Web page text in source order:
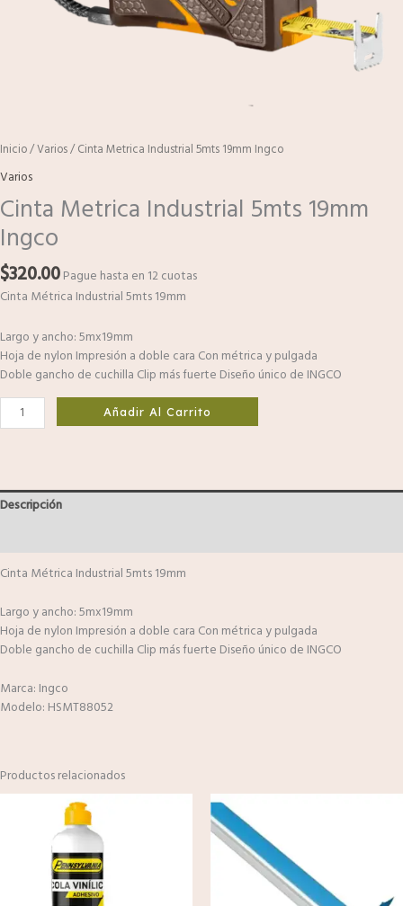
Inicio/Varios/ Cinta Metrica Industrial 5mts 19mm Ingco
Varios
Cinta Metrica Industrial 5mts 19mm
Ingco
$320.00Pague hasta en 12 cuotas
Cinta Métrica Industrial 5mts 19mm
Largo y ancho: 5mx19mm
Hoja de nylon Impresión a doble cara Con métrica y pulgada
Doble gancho de cuchilla Clip más fuerte Diseño único de INGCO
Añadir Al Carrito
Descripción
Cinta Métrica Industrial 5mts 19mm
Largo y ancho: 5mx19mm
Hoja de nylon Impresión a doble cara Con métrica y pulgada
Doble gancho de cuchilla Clip más fuerte Diseño único de INGCO
Marca: Ingco
Modelo: HSMT88052
Productos relacionados